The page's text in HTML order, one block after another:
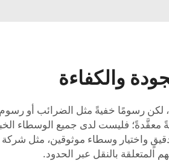
والكفاءة
لكن رسومًا خفيةً مثل الضرائب أو
معقَّدةً؛ فليست لدى جميع الوسطاء
المتعلقة بالنقل عبر الحدود.